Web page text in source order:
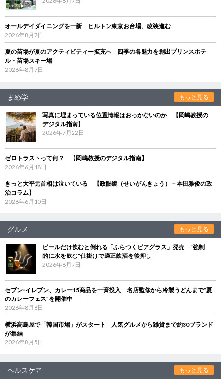
オールデイダイニングを一新 ヒルトン東京お台場、改装進む
2026年8月7日
夏の苗場が夏のアクティビティー拡充へ 四季の各魅力を創出プリンスホテ
ル・苗場スキー場
2026年8月7日
まめ学 もっと見る
写真に埋まっている位置情報はおっかないのか 【岡嶋教授の
デジタル指南】
2026年7月22日
ゼロトラストって何？ 【岡嶋教授のデジタル指南】
2026年6月18日
きっと大平元首相は泣いている 【政眼鏡（せいがんきょう）－本田雅俊の政
治コラム】
2026年6月10日
グルメ もっと見る
ビールだけ飲むと倒れる「ふらつくビアグラス」発売 “強制
的に水を飲む”仕掛けで適正飲酒を後押し
2026年8月7日
セブン‐イレブン、カレー15商品を一斉投入 名店監修から冷製うどんまで“夏
のカレーフェス”を開催中
2026年8月6日
横浜高島屋で「韓国市場」がスタート 人気グルメから雑貨まで約30ブランド
が集結
2026年8月5日
ヘルスケア もっと見る